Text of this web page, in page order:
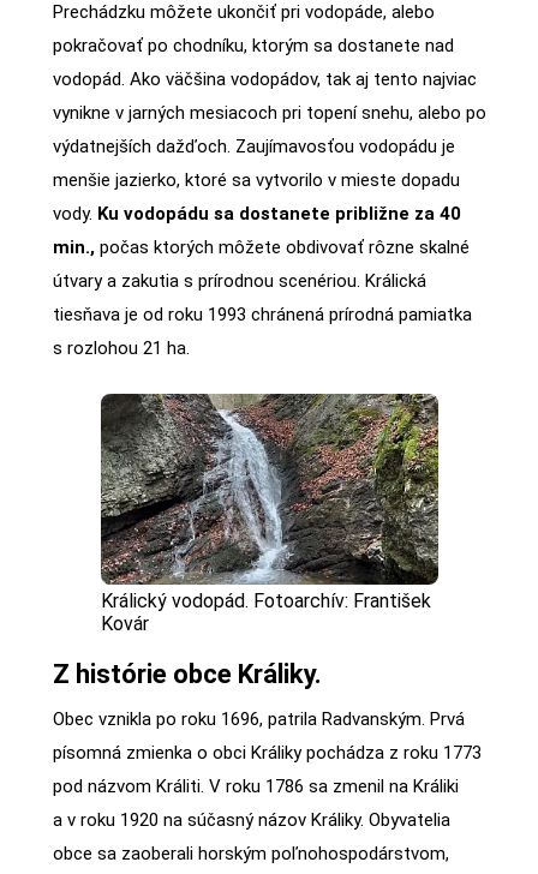
Prechádzku môžete ukončiť pri vodopáde, alebo
pokračovať po chodníku, ktorým sa dostanete nad
vodopád. Ako väčšina vodopádov, tak aj tento najviac
vynikne v jarných mesiacoch pri topení snehu, alebo po
výdatnejších dažďoch. Zaujímavosťou vodopádu je
menšie jazierko, ktoré sa vytvorilo v mieste dopadu
vody. Ku vodopádu sa dostanete približne za 40
min.,počas ktorých môžete obdivovať rôzne skalné
útvary a zakutia s prírodnou scenériou. Králická
tiesňava je od roku 1993 chránená prírodná pamiatka
s rozlohou 21 ha.
Králický vodopád. Fotoarchív: František
Kovár
Z histórie obce Králiky.
Obec vznikla po roku 1696, patrila Radvanským. Prvá
písomná zmienka o obci Králiky pochádza z roku 1773
pod názvom Králiti. V roku 1786 sa zmenil na Králiki
a v roku 1920 na súčasný názov Králiky. Obyvatelia
obce sa zaoberali horským poľnohospodárstvom,